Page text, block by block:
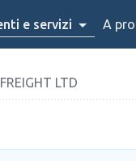
e servizi A
LTD